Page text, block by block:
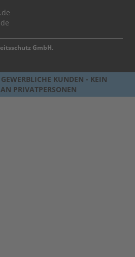
GmbH.
KUNDEN - KEIN
PRIVATPERSONEN